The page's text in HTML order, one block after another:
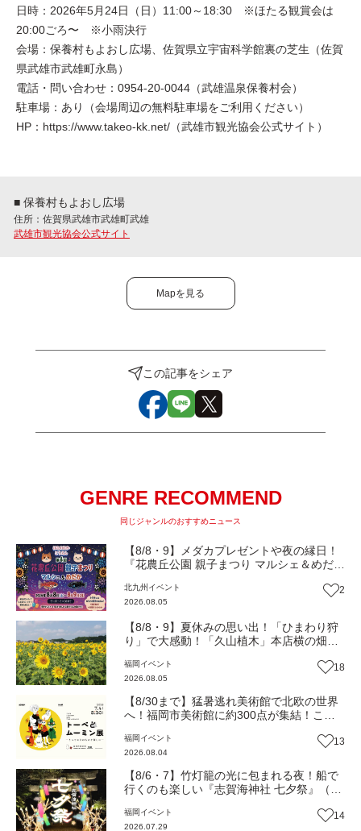
日時：2026年5月24日（日）11:00～18:30 ※ほたる観賞会は
20:00ごろ〜 ※小雨決行
会場：保養村もよおし広場、佐賀県立宇宙科学館裏の芝生（佐賀
県武雄市武雄町永島）
電話・問い合わせ：0954-20-0044（武雄温泉保養村会）
駐車場：あり（会場周辺の無料駐車場をご利用ください）
HP：https://www.takeo-kk.net/（武雄市観光協会公式サイト）
■ 保養村もよおし広場
住所：佐賀県武雄市武雄町武雄
武雄市観光協会公式サイト
Mapを見る
この記事をシェア
GENRE RECOMMEND
同じジャンルのおすすめニュース
【8/8・9】メダカプレゼントや夜の縁日！
『花農丘公園 親子まつり マルシェ＆めだ
北九州 イベント
2026.08.05
2
【8/8・9】夏休みの思い出！「ひまわり狩
り」で大感動！「久山植木」本店横の畑で
福岡 イベント
2026.08.05
18
【8/30まで】猛暑逃れ美術館で北欧の世界
へ！福岡市美術館に約300点が集結！この
ーベとムーミン展』【イベント】
福岡 イベント
2026.08.04
13
【8/6・7】竹灯籠の光に包まれる夜！船で
行くのも楽しい『志賀海神社 七夕祭』（福
福岡 イベント
2026.07.29
14